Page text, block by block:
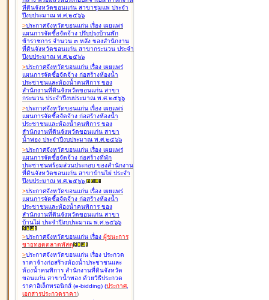
ที่ดินจังหวัดขอนแก่น สาขาชุมแพ ประจำ
ปีงบประมาณ พ.ศ.๒๕๖๖
>ประกาศจังหวัดขอนแก่น เรื่อง เผยแพร่
แผนการจัดซื้อจัดจ้าง ปรับปรุงบ้านพัก
ข้าราชการ จำนวน ๓ หลัง ของสำนักงาน
ที่ดินจังหวัดขอนแก่น สาขากระนวน ประจำ
ปีงบประมาณ พ.ศ.๒๕๖๖
>ประกาศจังหวัดขอนแก่น เรื่อง เผยแพร่
แผนการจัดซื้อจัดจ้าง ก่อสร้างห้องน้ำ
ประชาชนและห้องน้ำคนพิการ ของ
สำนักงานที่ดินจังหวัดขอนแก่น สาขา
กระนวน ประจำปีงบประมาณ พ.ศ.๒๕๖๖
>ประกาศจังหวัดขอนแก่น เรื่อง เผยแพร่
แผนการจัดซื้อจัดจ้าง ก่อสร้างห้องน้ำ
ประชาชนและห้องน้ำคนพิการ ของ
สำนักงานที่ดินจังหวัดขอนแก่น สาขา
น้ำพอง ประจำปีงบประมาณ พ.ศ.๒๕๖๖
>ประกาศจังหวัดขอนแก่น เรื่อง เผยแพร่
แผนการจัดซื้อจัดจ้าง ก่อสร้างที่พัก
ประชาชนพร้อมส่วนประกอบ ของสำนักงาน
ที่ดินจังหวัดขอนแก่น สาขาบ้านไผ่ ประจำ
ปีงบประมาณ พ.ศ.๒๕๖๖
>ประกาศจังหวัดขอนแก่น เรื่อง เผยแพร่
แผนการจัดซื้อจัดจ้าง ก่อสร้างห้องน้ำ
ประชาชนและห้องน้ำคนพิการ ของ
สำนักงานที่ดินจังหวัดขอนแก่น สาขา
บ้านไผ่ ประจำปีงบประมาณ พ.ศ.๒๕๖๖
>ประกาศจังหวัดขอนแก่น เรื่อง ผู้ชนะการ
ขายทอดตลาดพัสดุ
>ประกาศจังหวัดขอนแก่น เรื่อง ประกวด
ราคาจ้างก่อสร้างห้องน้ำประชาชนและ
ห้องน้ำคนพิการ สำนักงานที่ดินจังหวัด
ขอนแก่น สาขาน้ำพอง ด้วยวิธีประกวด
ราคาอิเล็กทรอนิกส์ (e-bidding) (ประกาศ,
เอกสารประกวดราคา)